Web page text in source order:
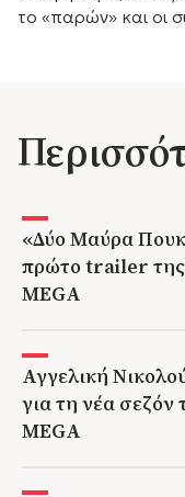
το «παρών» και οι
«Δύο Μαύρα
πρώτο trailer της
MEGA
Αγγελική
για τη νέα
MEGA